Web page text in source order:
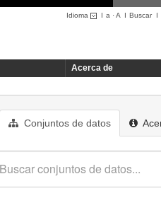
Idioma I a ·A I BuscarI
Acerca de
Conjuntos de datos